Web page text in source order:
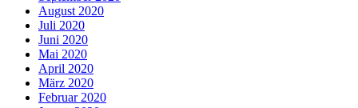
August 2020
Juli 2020
Juni 2020
Mai 2020
April 2020
März 2020
Februar 2020